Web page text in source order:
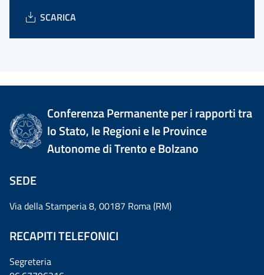
SCARICA
Conferenza Permanente per i rapporti tra
lo Stato, le Regioni e le Province
Autonome di Trento e Bolzano
SEDE
Via della Stamperia 8, 00187 Roma (RM)
RECAPITI TELEFONICI
Segreteria